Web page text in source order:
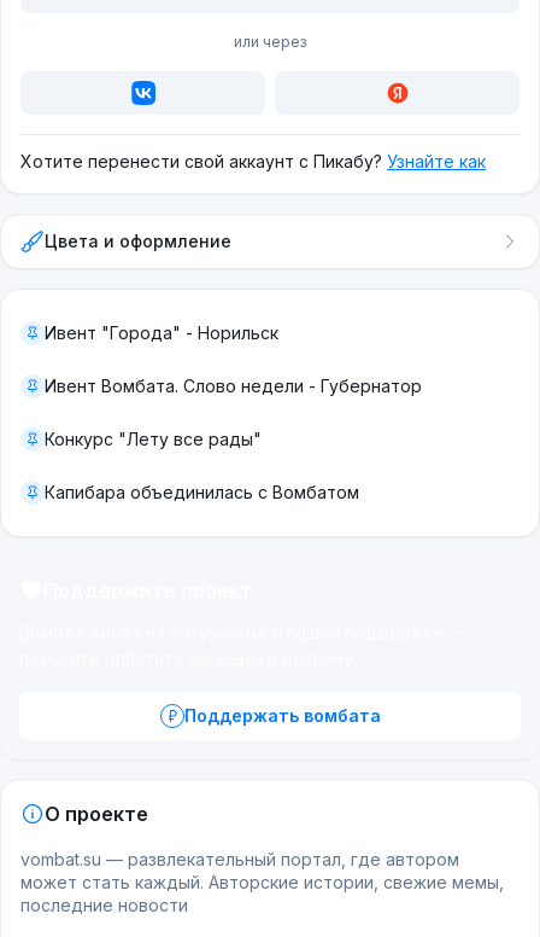
или через
Хотите перенести свой аккаунт с Пикабу? Узнайте как
Цвета и оформление
Ивент "Города" - Норильск
Ивент Вомбата. Слово недели - Губернатор
Конкурс "Лету все рады"
Капибара объединилась с Вомбатом
Поддержать вомбата
О проекте
vombat.su — развлекательный портал, где автором
может стать каждый. Авторские истории, свежие мемы,
последние новости